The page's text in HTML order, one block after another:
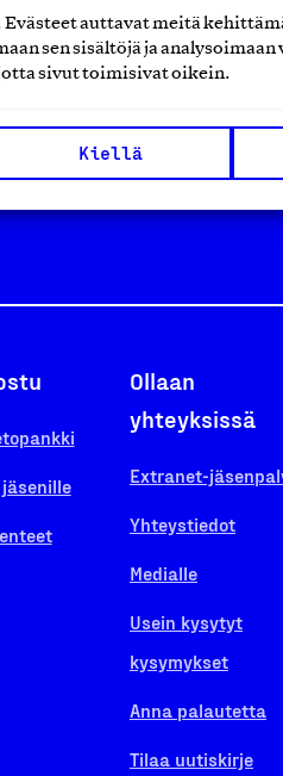
auttavat meitä
sen sisältöjä ja
sivut toimisivat oikein.
Kiellä
ja
työtä!
Ollaan
yhteyksissä
Extranet-
Yhteystiedot
Medialle
Usein kysytyt
kysymykset
Anna palautetta
Tilaa uutiskirje